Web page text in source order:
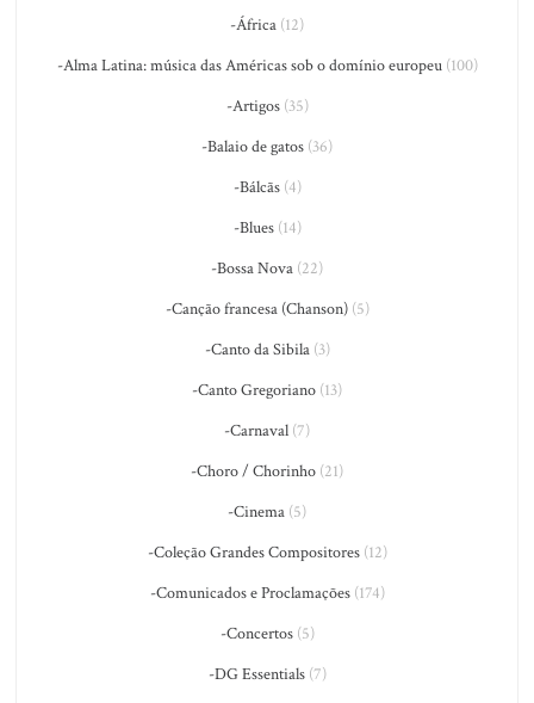
-África (12)
-Alma Latina: música das Américas sob o domínio europeu(100)
-Artigos(35)
-Balaio de gatos (36)
-Bálcãs(4)
-Blues(14)
-Bossa Nova (22)
-Canção francesa (Chanson)(5)
-Canto da Sibila(3)
-Canto Gregoriano (13)
-Carnaval (7)
-Choro / Chorinho (21)
-Cinema (5)
-Coleção Grandes Compositores(12)
-Comunicados e Proclamações(174)
-Concertos(5)
-DG Essentials(7)